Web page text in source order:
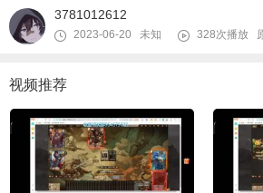
3781012612
2023-06-20 未知 328次播放
视频推荐